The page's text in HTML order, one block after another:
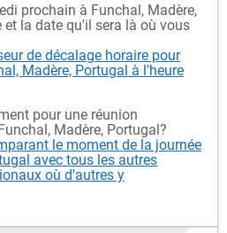
prochain à Funchal, Madère,
et la date qu'il sera là où vous
de décalage horaire pour
Madère, Portugal à l'heure
pour une réunion
Madère, Portugal?
le moment de la journée
avec tous les autres
où d'autres y